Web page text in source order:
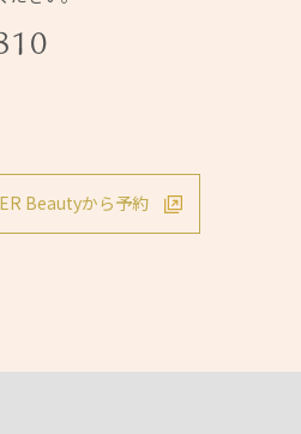
Beautyから予約